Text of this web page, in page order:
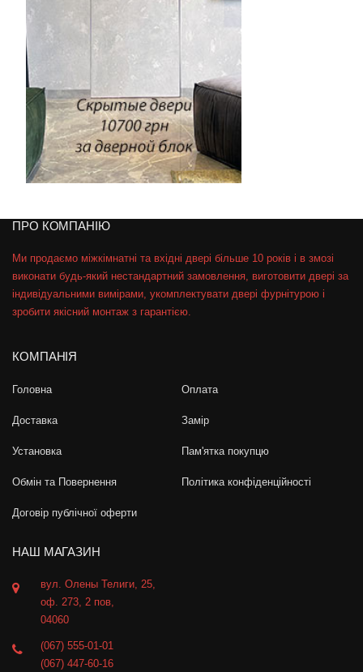
ПРО КОМПАНІЮ
Ми продаємо міжкімнатні та вхідні двері більше 10 років і в змозі
виконати будь-який нестандартний замовлення, виготовити двері за
індивідуальними вимірами, укомплектувати двері фурнітурою і
зробити якісний монтаж з гарантією.
КОМПАНІЯ
Головна Оплата
Доставка Замір
Установка Пам'ятка покупцю
Обмін та Повернення Політика конфіденційності
Договір публічної оферти
НАШ МАГАЗИН
вул. Олены Телиги, 25,
оф. 273, 2 пов,
04060
(067) 555-01-01
(067) 447-60-16